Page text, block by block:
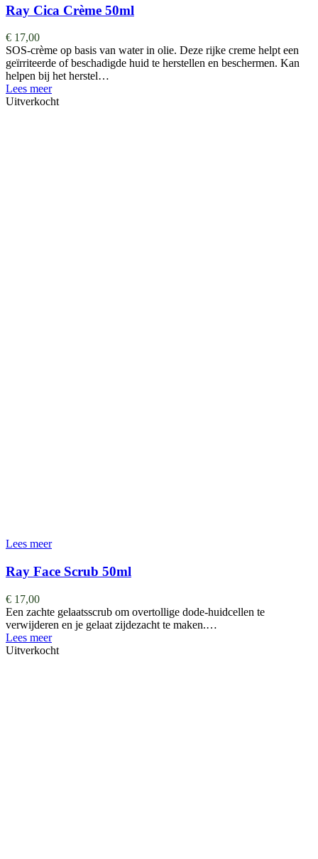
Ray Cica Crème 50ml
€ 17,00
SOS-crème op basis van water in olie. Deze rijke creme helpt een
geïrriteerde of beschadigde huid te herstellen en beschermen. Kan
helpen bij het herstel…
Lees meer
Uitverkocht
Lees meer
Ray Face Scrub 50ml
€ 17,00
Een zachte gelaatsscrub om overtollige dode-huidcellen te
verwijderen en je gelaat zijdezacht te maken.…
Lees meer
Uitverkocht